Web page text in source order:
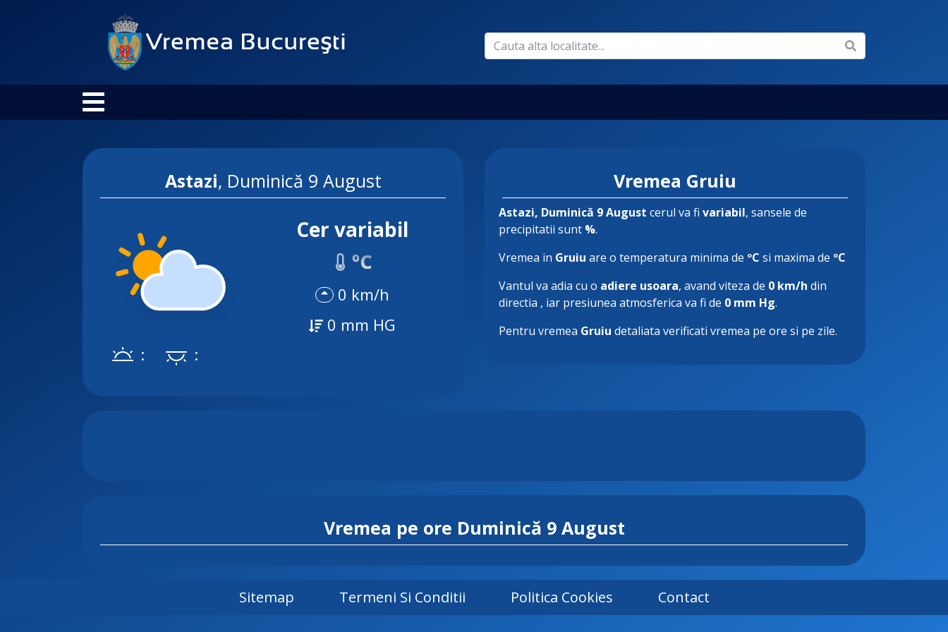
Astazi, Duminică 9 August
Cer variabil
ºC
0 km/h
0 mm HG
:
:
Vremea Gruiu
Astazi, Duminică 9 August cerul va fi variabil, sansele de
precipitatii sunt %.
Vremea in Gruiu are o temperatura minima de ºC si maxima de ºC
Vantul va adia cu o adiere usoara, avand viteza de 0 km/h din
directia , iar presiunea atmosferica va fi de 0 mm Hg.
Pentru vremea Gruiu detaliata verificati vremea pe ore si pe zile.
Vremea pe ore Duminică 9 August
Sitemap Termeni Si Conditii Politica Cookies Contact